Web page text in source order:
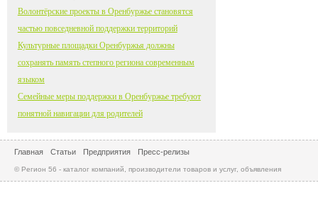
Волонтёрские проекты в Оренбуржье становятся
частью повседневной поддержки территорий
Культурные площадки Оренбуржья должны
сохранять память степного региона современным
языком
Семейные меры поддержки в Оренбуржье требуют
понятной навигации для родителей
Главная Статьи Предприятия Пресс-релизы
© Регион 56 - каталог компаний, производители товаров и услуг, объявления